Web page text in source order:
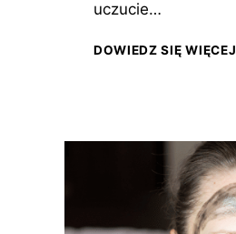
uczucie…
DOWIEDZ SIĘ WIĘCEJ